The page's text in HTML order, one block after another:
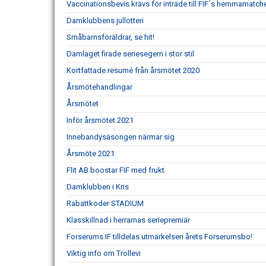
Vaccinationsbevis krävs för inträde till FIF´s
Damklubbens jullotteri
Småbarnsföräldrar, se hit!
Damlaget firade seriesegern i stor stil
Kortfattade resumé från årsmötet 2020
Årsmötehandlingar
Årsmötet
Inför årsmötet 2021
Innebandysäsongen närmar sig
Årsmöte 2021
Flit AB boostar FIF med frukt
Damklubben i Kris
Rabattkoder STADIUM
Klasskillnad i herrarnas seriepremiär
Forserums IF tilldelas utmärkelsen årets Forserumsbo!
Viktig info om Trollevi